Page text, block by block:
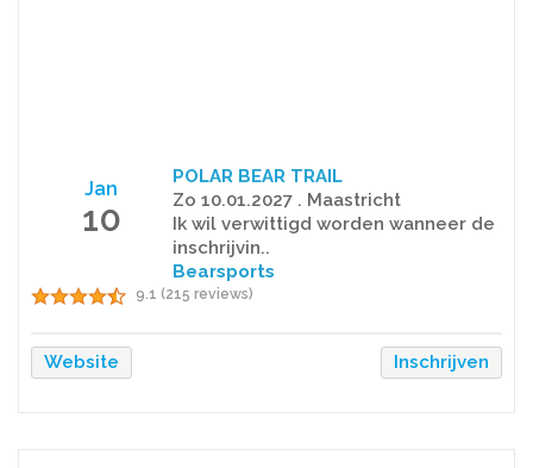
Jan
10
POLAR BEAR TRAIL
Zo 10.01.2027 . Maastricht
Ik wil verwittigd worden wanneer de
inschrijvin..
Bearsports
9.1 (215 reviews)
Website Inschrijven